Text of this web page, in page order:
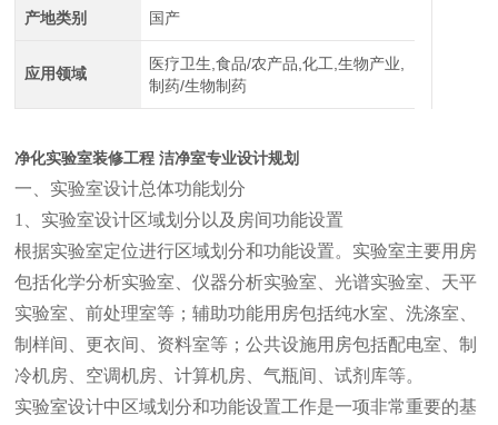
产地类别 国产
应用领域
医疗卫生,食品/农产品,化工,生物产业,
制药/生物制药
净化实验室装修工程 洁净室专业设计规划
一、实验室设计总体功能划分
1、实验室设计区域划分以及房间功能设置
根据实验室定位进行区域划分和功能设置。实验室主要用房
包括化学分析实验室、仪器分析实验室、光谱实验室、天平
实验室、前处理室等；辅助功能用房包括纯水室、洗涤室、
制样间、更衣间、资料室等；公共设施用房包括配电室、制
冷机房、空调机房、计算机房、气瓶间、试剂库等。
实验室设计中区域划分和功能设置工作是一项非常重要的基